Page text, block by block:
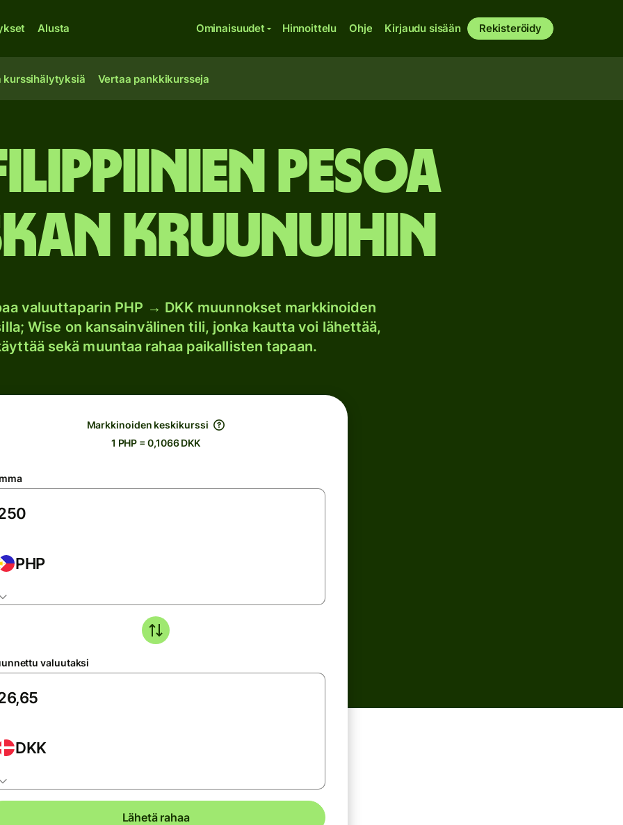
Alusta Ominaisuudet Hinnoittelu Ohje Kirjaudu sisään Rekisteröidy
kurssihälytyksiä Vertaa pankkikursseja
pesoa
kruunuihin
valuuttaparin PHP → DKK muunnokset markkinoiden
Wise on kansainvälinen tili, jonka kautta voi lähettää,
sekä muuntaa rahaa paikallisten tapaan.
Markkinoiden keskikurssi
1 PHP = 0,1066 DKK
PHP
valuutaksi
DKK
Lähetä rahaa